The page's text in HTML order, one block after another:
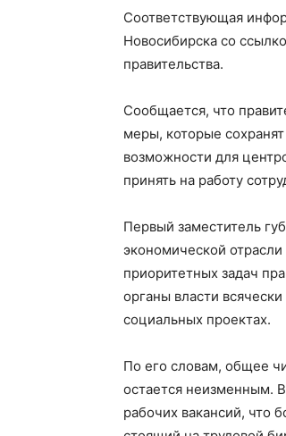
Соответствующая
Новосибирска со
правительства.
Сообщается, что
меры, которые
возможности для
принять на работу
Первый заместитель
экономической
приоритетных задач
органы власти
социальных проектах.
По его словам, общее
остается неизменным.
рабочих вакансий, что